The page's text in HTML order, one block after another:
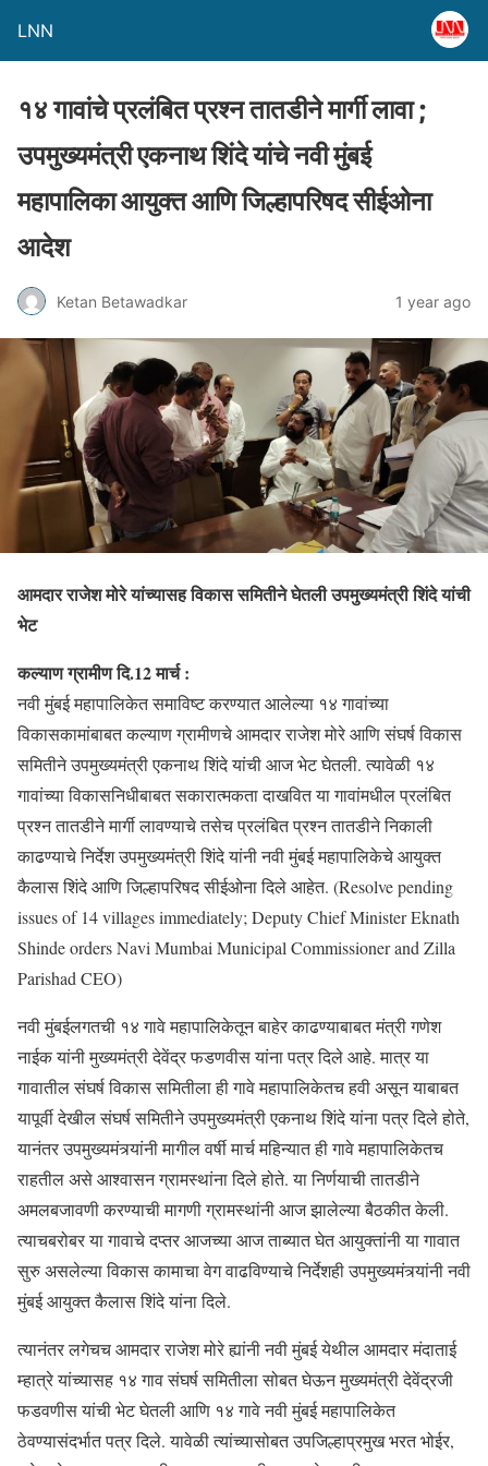
LNN
१४ गावांचे प्रलंबित प्रश्न तातडीने मार्गी लावा ;
उपमुख्यमंत्री एकनाथ शिंदे यांचे नवी मुंबई
महापालिका आयुक्त आणि जिल्हापरिषद सीईओना
आदेश
Ketan Betawadkar 1 year ago
आमदार राजेश मोरे यांच्यासह विकास समितीने घेतली उपमुख्यमंत्री शिंदे यांची
भेट
कल्याण ग्रामीण दि.12 मार्च :
नवी मुंबई महापालिकेत समाविष्ट करण्यात आलेल्या १४ गावांच्या
विकासकामांबाबत कल्याण ग्रामीणचे आमदार राजेश मोरे आणि संघर्ष विकास
समितीने उपमुख्यमंत्री एकनाथ शिंदे यांची आज भेट घेतली. त्यावेळी १४
गावांच्या विकासनिधीबाबत सकारात्मकता दाखवित या गावांमधील प्रलंबित
प्रश्न तातडीने मार्गी लावण्याचे तसेच प्रलंबित प्रश्न तातडीने निकाली
काढण्याचे निर्देश उपमुख्यमंत्री शिंदे यांनी नवी मुंबई महापालिकेचे आयुक्त
कैलास शिंदे आणि जिल्हापरिषद सीईओना दिले आहेत. (Resolve pending
issues of 14 villages immediately; Deputy Chief Minister Eknath
Shinde orders Navi Mumbai Municipal Commissioner and Zilla
Parishad CEO)
नवी मुंबईलगतची १४ गावे महापालिकेतून बाहेर काढण्याबाबत मंत्री गणेश
नाईक यांनी मुख्यमंत्री देवेंद्र फडणवीस यांना पत्र दिले आहे. मात्र या
गावातील संघर्ष विकास समितीला ही गावे महापालिकेतच हवी असून याबाबत
यापूर्वी देखील संघर्ष समितीने उपमुख्यमंत्री एकनाथ शिंदे यांना पत्र दिले होते,
यानंतर उपमुख्यमंत्र्यांनी मागील वर्षी मार्च महिन्यात ही गावे महापालिकेतच
राहतील असे आश्वासन ग्रामस्थांना दिले होते. या निर्णयाची तातडीने
अमलबजावणी करण्याची मागणी ग्रामस्थांनी आज झालेल्या बैठकीत केली.
त्याचबरोबर या गावाचे दप्तर आजच्या आज ताब्यात घेत आयुक्तांनी या गावात
सुरु असलेल्या विकास कामाचा वेग वाढविण्याचे निर्देशही उपमुख्यमंत्र्यांनी नवी
मुंबई आयुक्त कैलास शिंदे यांना दिले.
त्यानंतर लगेचच आमदार राजेश मोरे ह्यांनी नवी मुंबई येथील आमदार मंदाताई
म्हात्रे यांच्यासह १४ गाव संघर्ष समितीला सोबत घेऊन मुख्यमंत्री देवेंद्रजी
फडवणीस यांची भेट घेतली आणि १४ गावे नवी मुंबई महापालिकेत
ठेवण्यासंदर्भात पत्र दिले. यावेळी त्यांच्यासोबत उपजिल्हाप्रमुख भरत भोईर,